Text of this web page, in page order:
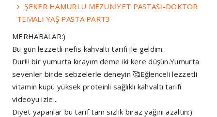
ŞEKER HAMURLU MEZUNİYET PASTASI-DOKTOR
TEMALI YAŞ PASTA PART3
MERHABALAR:)
Bu gün lezzetli nefis kahvaltı tarifi ile geldim..
Dur!!! bir yumurta kırayım deme iki kere düşün.Yumurta
sevenler birde sebzelerle deneyin 🥰Eğlenceli lezzetli
vitamin küpü yüksek proteinli sağlıklı kahvaltı tarifi
videoyu izle...
Diyet yapanlar bu tarif tam sizlik biraz yağını azaltın:)